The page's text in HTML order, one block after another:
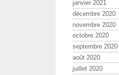
janvier 2021
décembre 2020
novembre 2020
octobre 2020
septembre 2020
août 2020
juillet 2020